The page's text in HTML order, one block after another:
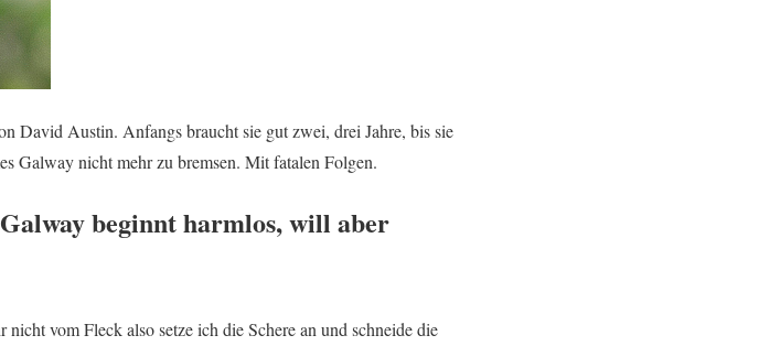
David Austin. Anfangs braucht sie gut zwei, drei Jahre, bis sie
Galway nicht mehr zu bremsen. Mit fatalen Folgen.
beginnt harmlos, will aber
vom Fleck also setze ich die Schere an und schneide die